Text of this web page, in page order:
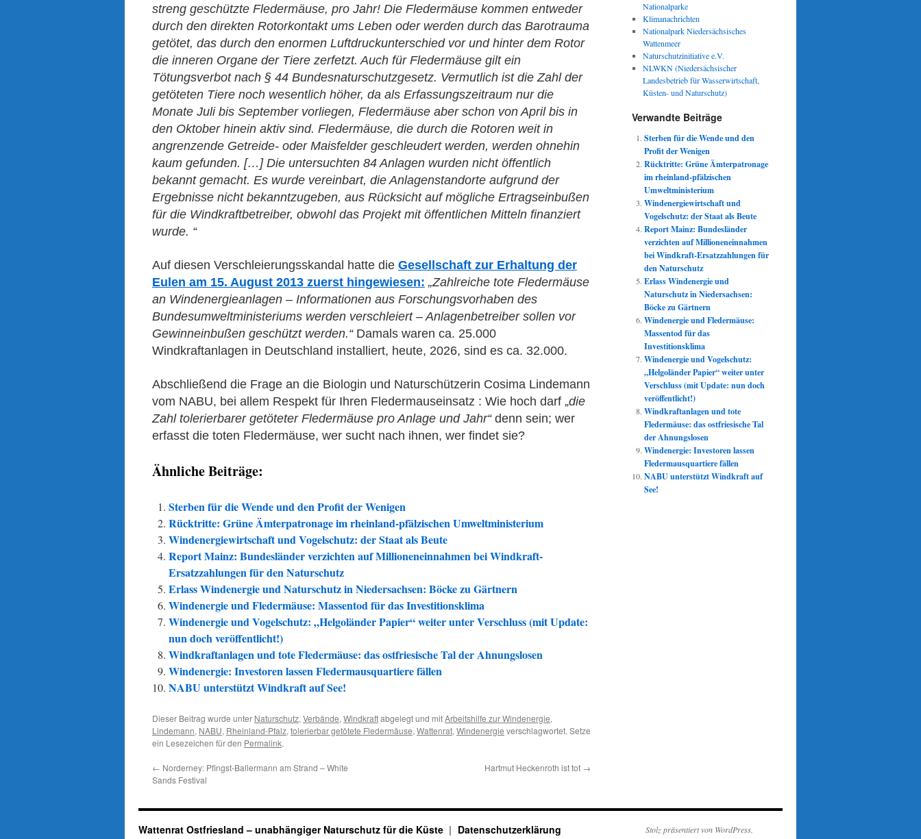
streng geschützte Fledermäuse, pro Jahr! Die Fledermäuse kommen entweder
durch den direkten Rotorkontakt ums Leben oder werden durch das Barotrauma
getötet, das durch den enormen Luftdruckunterschied vor und hinter dem Rotor
die inneren Organe der Tiere zerfetzt. Auch für Fledermäuse gilt ein
Tötungsverbot nach § 44 Bundesnaturschutzgesetz. Vermutlich ist die Zahl der
getöteten Tiere noch wesentlich höher, da als Erfassungszeitraum nur die
Monate Juli bis September vorliegen, Fledermäuse aber schon von April bis in
den Oktober hinein aktiv sind. Fledermäuse, die durch die Rotoren weit in
angrenzende Getreide- oder Maisfelder geschleudert werden, werden ohnehin
kaum gefunden. […] Die untersuchten 84 Anlagen wurden nicht öffentlich
bekannt gemacht. Es wurde vereinbart, die Anlagenstandorte aufgrund der
Ergebnisse nicht bekanntzugeben, aus Rücksicht auf mögliche Ertragseinbußen
für die Windkraftbetreiber, obwohl das Projekt mit öffentlichen Mitteln finanziert
wurde. “
Auf diesen Verschleierungsskandal hatte die Gesellschaft zur Erhaltung der
Eulen am 15. August 2013 zuerst hingewiesen: „Zahlreiche tote Fledermäuse
an Windenergieanlagen – Informationen aus Forschungsvorhaben des
Bundesumweltministeriums werden verschleiert – Anlagenbetreiber sollen vor
Gewinneinbußen geschützt werden.“ Damals waren ca. 25.000
Windkraftanlagen in Deutschland installiert, heute, 2026, sind es ca. 32.000.
Abschließend die Frage an die Biologin und Naturschützerin Cosima Lindemann
vom NABU, bei allem Respekt für Ihren Fledermauseinsatz : Wie hoch darf „die
Zahl tolerierbarer getöteter Fledermäuse pro Anlage und Jahr“denn sein; wer
erfasst die toten Fledermäuse, wer sucht nach ihnen, wer findet sie?
Ähnliche Beiträge:
Sterben für die Wende und den Profit der Wenigen
Rücktritte: Grüne Ämterpatronage im rheinland-pfälzischen Umweltministerium
Windenergiewirtschaft und Vogelschutz: der Staat als Beute
Report Mainz: Bundesländer verzichten auf Millioneneinnahmen bei Windkraft-
Ersatzzahlungen für den Naturschutz
Erlass Windenergie und Naturschutz in Niedersachsen: Böcke zu Gärtnern
Windenergie und Fledermäuse: Massentod für das Investitionsklima
Windenergie und Vogelschutz: „Helgoländer Papier“ weiter unter Verschluss (mit Update:
nun doch veröffentlicht!)
Windkraftanlagen und tote Fledermäuse: das ostfriesische Tal der Ahnungslosen
Windenergie: Investoren lassen Fledermausquartiere fällen
NABU unterstützt Windkraft auf See!
Dieser Beitrag wurde unter Naturschutz, Verbände, Windkraftabgelegt und mitArbeitshilfe zur Windenergie,
Lindemann, NABU, Rheinland-Pfalz, tolerierbar getötete Fledermäuse, Wattenrat, Windenergie verschlagwortet. Setze
ein Lesezeichen für den Permalink.
← Norderney: Pfingst-Ballermann am Strand – White
Sands Festival
Hartmut Heckenroth ist tot →
Nationalparke
Klimanachrichten
Nationalpark Niedersächsisches
Wattenmeer
Naturschutzinitiative e.V.
NLWKN (Niedersächsischer
Landesbetrieb für Wasserwirtschaft,
Küsten- und Naturschutz)
Verwandte Beiträge
Sterben für die Wende und den
Profit der Wenigen
Rücktritte: Grüne Ämterpatronage
im rheinland-pfälzischen
Umweltministerium
Windenergiewirtschaft und
Vogelschutz: der Staat als Beute
Report Mainz: Bundesländer
verzichten auf Millioneneinnahmen
bei Windkraft-Ersatzzahlungen für
den Naturschutz
Erlass Windenergie und
Naturschutz in Niedersachsen:
Böcke zu Gärtnern
Windenergie und Fledermäuse:
Massentod für das
Investitionsklima
Windenergie und Vogelschutz:
„Helgoländer Papier“ weiter unter
Verschluss (mit Update: nun doch
veröffentlicht!)
Windkraftanlagen und tote
Fledermäuse: das ostfriesische Tal
der Ahnungslosen
Windenergie: Investoren lassen
Fledermausquartiere fällen
NABU unterstützt Windkraft auf
See!
Wattenrat Ostfriesland – unabhängiger Naturschutz für die Küste Datenschutzerklärung Stolz präsentiert von WordPress.